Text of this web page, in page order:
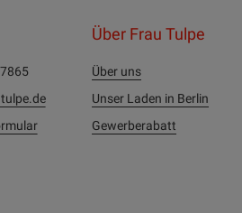
Über Frau Tulpe
Über uns
Unser Laden in Berlin
Gewerberabatt